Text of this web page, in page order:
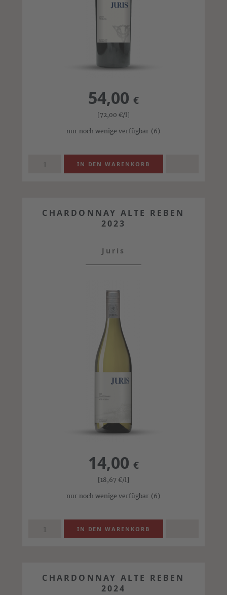
54,00 €
[72,00 €/l]
nur noch wenige verfügbar (6)
CHARDONNAY ALTE REBEN
2023
Juris
14,00 €
[18,67 €/l]
nur noch wenige verfügbar (6)
CHARDONNAY ALTE REBEN
2024